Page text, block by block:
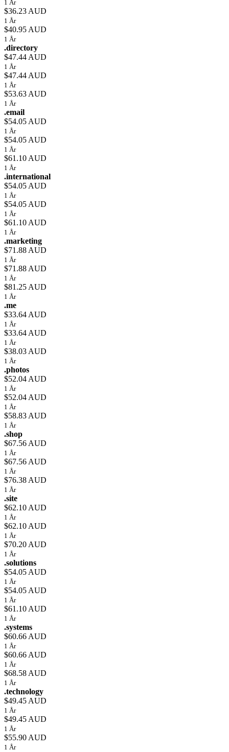
1 År
$36.23 AUD
1 År
$40.95 AUD
1 År
.directory
$47.44 AUD
1 År
$47.44 AUD
1 År
$53.63 AUD
1 År
.email
$54.05 AUD
1 År
$54.05 AUD
1 År
$61.10 AUD
1 År
.international
$54.05 AUD
1 År
$54.05 AUD
1 År
$61.10 AUD
1 År
.marketing
$71.88 AUD
1 År
$71.88 AUD
1 År
$81.25 AUD
1 År
.me
$33.64 AUD
1 År
$33.64 AUD
1 År
$38.03 AUD
1 År
.photos
$52.04 AUD
1 År
$52.04 AUD
1 År
$58.83 AUD
1 År
.shop
$67.56 AUD
1 År
$67.56 AUD
1 År
$76.38 AUD
1 År
.site
$62.10 AUD
1 År
$62.10 AUD
1 År
$70.20 AUD
1 År
.solutions
$54.05 AUD
1 År
$54.05 AUD
1 År
$61.10 AUD
1 År
.systems
$60.66 AUD
1 År
$60.66 AUD
1 År
$68.58 AUD
1 År
.technology
$49.45 AUD
1 År
$49.45 AUD
1 År
$55.90 AUD
1 År